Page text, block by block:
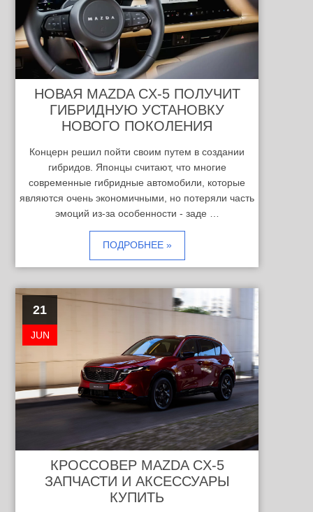
НОВАЯ MAZDA CX-5 ПОЛУЧИТ
ГИБРИДНУЮ УСТАНОВКУ
НОВОГО ПОКОЛЕНИЯ
Концерн решил пойти своим путем в создании
гибридов. Японцы считают, что многие
современные гибридные автомобили, которые
являются очень экономичными, но потеряли часть
эмоций из-за особенности - заде …
ПОДРОБНЕЕ »
21
JUN
КРОССОВЕР MAZDA CX-5
ЗАПЧАСТИ И АКСЕССУАРЫ
КУПИТЬ